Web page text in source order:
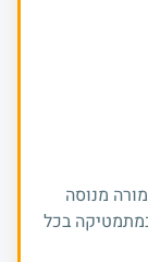
מנוסה
בכל